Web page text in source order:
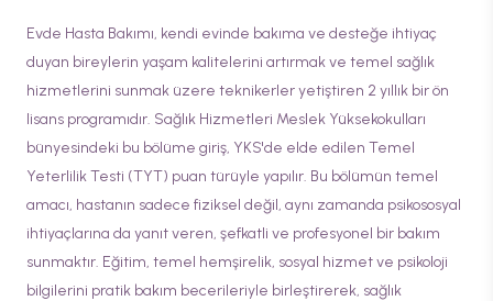
Evde Hasta Bakımı, kendi evinde bakıma ve desteğe ihtiyaç
duyan bireylerin yaşam kalitelerini artırmak ve temel sağlık
hizmetlerini sunmak üzere teknikerler yetiştiren 2 yıllık bir ön
lisans programıdır. Sağlık Hizmetleri Meslek Yüksekokulları
bünyesindeki bu bölüme giriş, YKS'de elde edilen Temel
Yeterlilik Testi (TYT) puan türüyle yapılır. Bu bölümün temel
amacı, hastanın sadece fiziksel değil, aynı zamanda psikososyal
ihtiyaçlarına da yanıt veren, şefkatli ve profesyonel bir bakım
sunmaktır. Eğitim, temel hemşirelik, sosyal hizmet ve psikoloji
bilgilerini pratik bakım becerileriyle birleştirerek, sağlık